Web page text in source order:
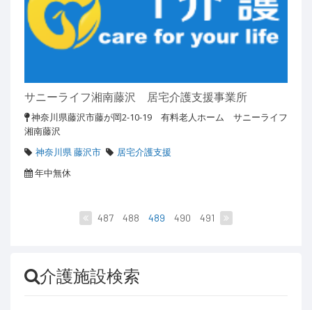
サニーライフ湘南藤沢 居宅介護支援事業所
神奈川県藤沢市藤が岡2-10-19 有料老人ホーム サニーライフ
湘南藤沢
神奈川県 藤沢市
居宅介護支援
年中無休
487 488 489 490 491
介護施設検索